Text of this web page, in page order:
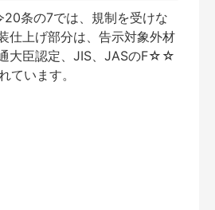
20条の7では、規制を受けな
仕上げ部分は、告示対象外材
大臣認定、JIS、JASのF☆☆
います。